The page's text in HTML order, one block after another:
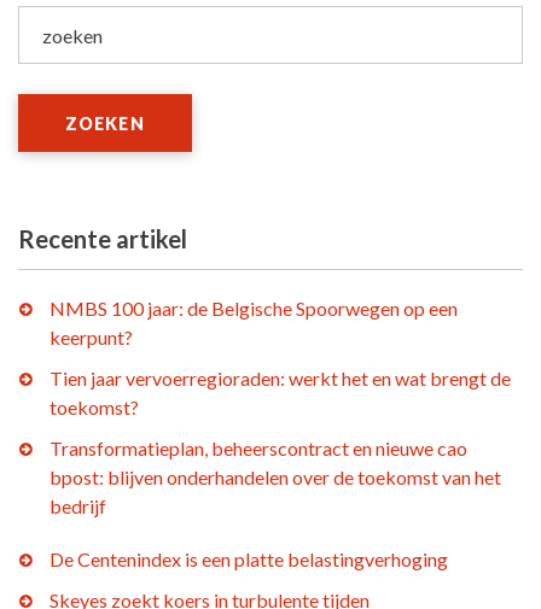
zoeken
ZOEKEN
Recente artikel
NMBS 100 jaar: de Belgische Spoorwegen op een
keerpunt?
Tien jaar vervoerregioraden: werkt het en wat brengt de
toekomst?
Transformatieplan, beheerscontract en nieuwe cao
bpost: blijven onderhandelen over de toekomst van het
bedrijf
De Centenindex is een platte belastingverhoging
Skeyes zoekt koers in turbulente tijden